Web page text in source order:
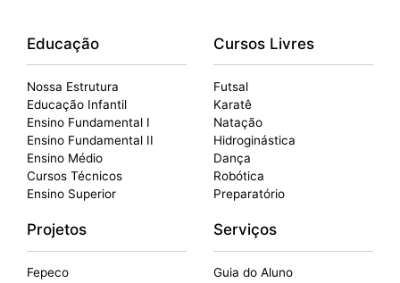
Educação
Nossa Estrutura
Educação Infantil
Ensino Fundamental I
Ensino Fundamental II
Ensino Médio
Cursos Técnicos
Ensino Superior
Cursos Livres
Futsal
Karatê
Natação
Hidroginástica
Dança
Robótica
Preparatório
Projetos
Fepeco
Serviços
Guia do Aluno